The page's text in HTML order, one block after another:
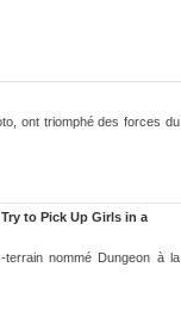
ont triomphé des forces du
to Pick Up Girls in a
nommé Dungeon à la